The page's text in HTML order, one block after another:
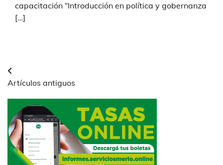
capacitación “Introducción en política y gobernanza
[…]
Navegación
entradas
Artículos antiguos